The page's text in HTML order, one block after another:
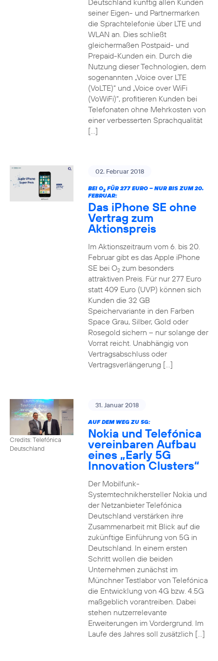
Deutschland künftig allen Kunden
seiner Eigen- und Partnermarken
die Sprachtelefonie über LTE und
WLAN an. Dies schließt
gleichermaßen Postpaid- und
Prepaid-Kunden ein. Durch die
Nutzung dieser Technologien, dem
sogenannten „Voice over LTE
(VoLTE)“ und „Voice over WiFi
(VoWiFi)“, profitieren Kunden bei
Telefonaten ohne Mehrkosten von
einer verbesserten Sprachqualität
[…]
02. Februar 2018
BEI O2FÜR 277 EURO – NUR BIS ZUM 20.
FEBRUAR:
Das iPhone SE ohne
Vertrag zum
Aktionspreis
Im Aktionszeitraum vom 6. bis 20.
Februar gibt es das Apple iPhone
SE bei O2zum besonders
attraktiven Preis. Für nur 277 Euro
statt 409 Euro (UVP) können sich
Kunden die 32 GB
Speichervariante in den Farben
Space Grau, Silber, Gold oder
Rosegold sichern – nur solange der
Vorrat reicht. Unabhängig von
Vertragsabschluss oder
Vertragsverlängerung […]
Credits: Telefónica
Deutschland
31. Januar 2018
AUF DEM WEG ZU 5G:
Nokia und Telefónica
vereinbaren Aufbau
eines „Early 5G
Innovation Clusters“
Der Mobilfunk-
Systemtechnikhersteller Nokia und
der Netzanbieter Telefónica
Deutschland verstärken ihre
Zusammenarbeit mit Blick auf die
zukünftige Einführung von 5G in
Deutschland. In einem ersten
Schritt wollen die beiden
Unternehmen zunächst im
Münchner Testlabor von Telefónica
die Entwicklung von 4G bzw. 4.5G
maßgeblich vorantreiben. Dabei
stehen nutzerrelevante
Erweiterungen im Vordergrund. Im
Laufe des Jahres soll zusätzlich […]